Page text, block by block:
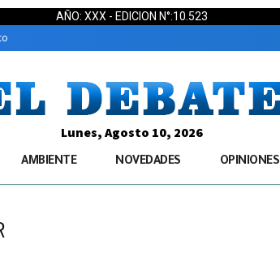
AÑO: XXX - EDICION N°:10.523
Lunes, Agosto 10, 2026
AMBIENTE NOVEDADES OPINIONES